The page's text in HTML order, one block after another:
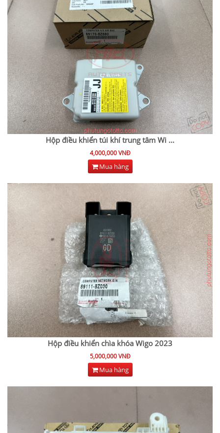
Hộp điều khiển túi khí trung tâm Wi ...
4,000,000 VNĐ
Mua hàng
Hộp điều khiển chìa khóa Wigo 2023
5,000,000 VNĐ
Mua hàng